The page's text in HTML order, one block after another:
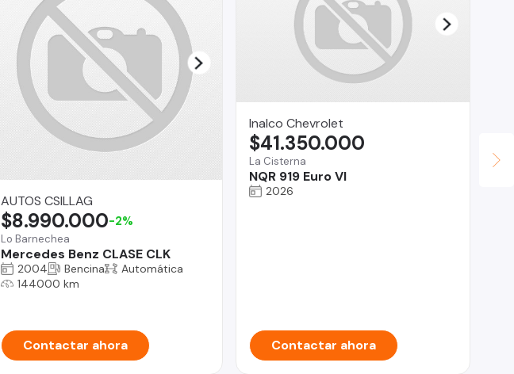
AUTOS CSILLAG
Lo Barnechea
Mercedes Benz CLASE CLK
$8.990.000-2%
2004 Bencina
Automática
144000 km
Contactar ahora
Inalco Chevrolet
La Cisterna
NQR 919 Euro VI
$41.350.000
2026
Contactar ahora